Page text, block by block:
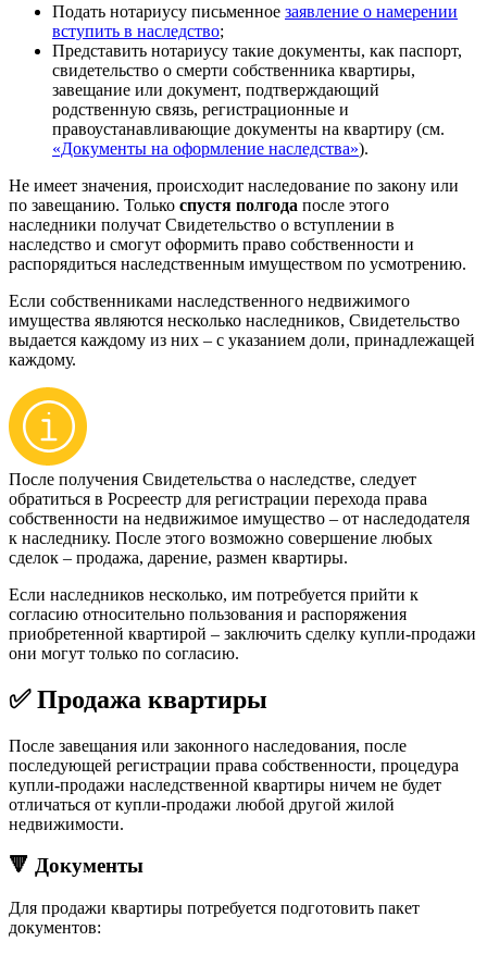
Подать нотариусу письменное заявление о намерении
вступить в наследство;
Представить нотариусу такие документы, как паспорт,
свидетельство о смерти собственника квартиры,
завещание или документ, подтверждающий
родственную связь, регистрационные и
правоустанавливающие документы на квартиру (см.
«Документы на оформление наследства»).
Не имеет значения, происходит наследование по закону или
по завещанию. Только спустя полгода после этого
наследники получат Свидетельство о вступлении в
наследство и смогут оформить право собственности и
распорядиться наследственным имуществом по усмотрению.
Если собственниками наследственного недвижимого
имущества являются несколько наследников, Свидетельство
выдается каждому из них – с указанием доли, принадлежащей
каждому.
После получения Свидетельства о наследстве, следует
обратиться в Росреестр для регистрации перехода права
собственности на недвижимое имущество – от наследодателя
к наследнику. После этого возможно совершение любых
сделок – продажа, дарение, размен квартиры.
Если наследников несколько, им потребуется прийти к
согласию относительно пользования и распоряжения
приобретенной квартирой – заключить сделку купли-продажи
они могут только по согласию.
✅ Продажа квартиры
После завещания или законного наследования, после
последующей регистрации права собственности, процедура
купли-продажи наследственной квартиры ничем не будет
отличаться от купли-продажи любой другой жилой
недвижимости.
🔻 Документы
Для продажи квартиры потребуется подготовить пакет
документов: